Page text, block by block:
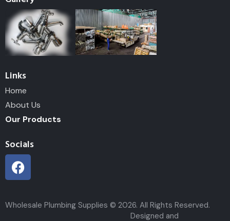
Links
Home
About Us
Our Products
Socials
Wholesale Plumbing Supplies © 2026. All Rights Reserved.
Designed and